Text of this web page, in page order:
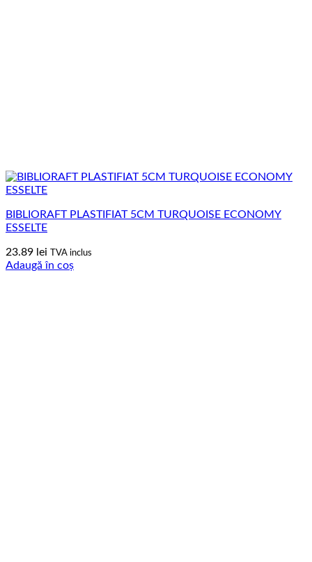
BIBLIORAFT PLASTIFIAT 5CM TURQUOISE ECONOMY
ESSELTE
23.89 lei TVA inclus
Adaugă în coș